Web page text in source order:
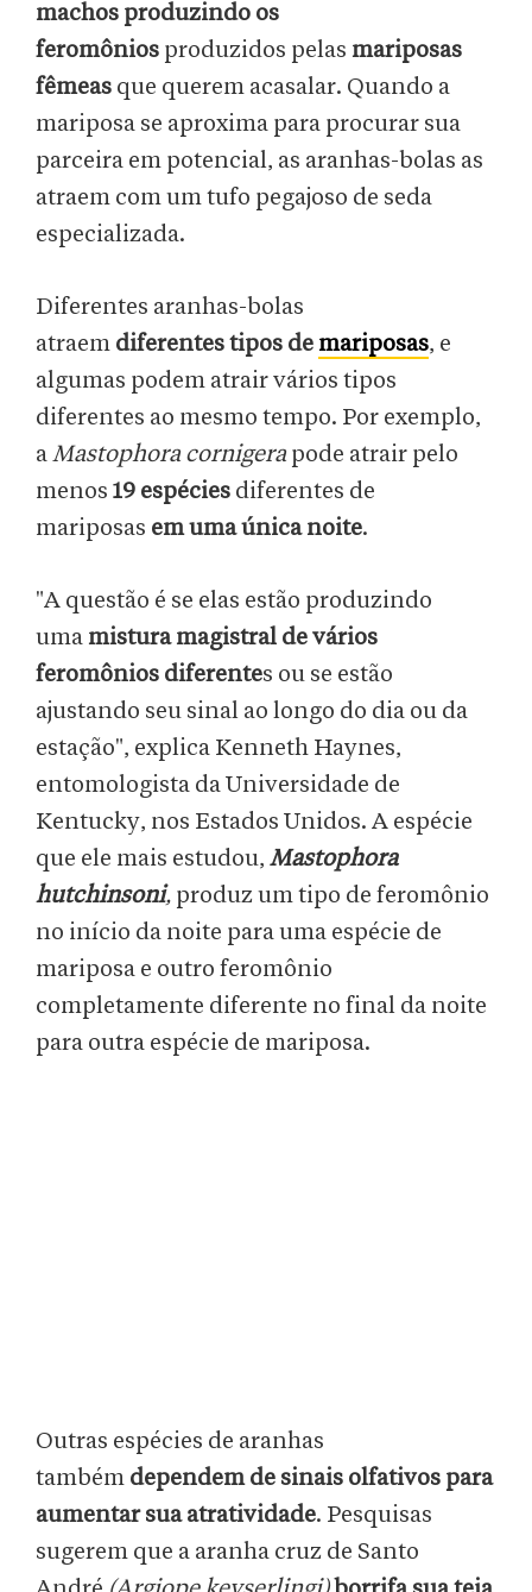
machos produzindo os
feromônios produzidos pelas mariposas
fêmeas que querem acasalar. Quando a
mariposa se aproxima para procurar sua
parceira em potencial, as aranhas-bolas as
atraem com um tufo pegajoso de seda
especializada.
Diferentes aranhas-bolas
atraem diferentes tipos de mariposas, e
algumas podem atrair vários tipos
diferentes ao mesmo tempo. Por exemplo,
aMastophora cornigera pode atrair pelo
menos 19 espécies diferentes de
mariposas em uma única noite.
"A questão é se elas estão produzindo
uma mistura magistral de vários
feromônios diferentes ou se estão
ajustando seu sinal ao longo do dia ou da
estação", explica Kenneth Haynes,
entomologista da Universidade de
Kentucky, nos Estados Unidos. A espécie
que ele mais estudou, Mastophora
hutchinsoni, produz um tipo de feromônio
no início da noite para uma espécie de
mariposa e outro feromônio
completamente diferente no final da noite
para outra espécie de mariposa.
Outras espécies de aranhas
também dependem de sinais olfativos para
aumentar sua atratividade. Pesquisas
sugerem que a aranha cruz de Santo